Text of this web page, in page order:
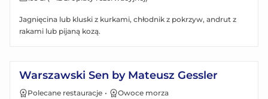
Jagnięcina lub kluski z kurkami, chłodnik z pokrzyw, andrut z
rakami lub pijaną kozą.
Warszawski Sen by Mateusz Gessler
Polecane restauracje •
Owoce morza